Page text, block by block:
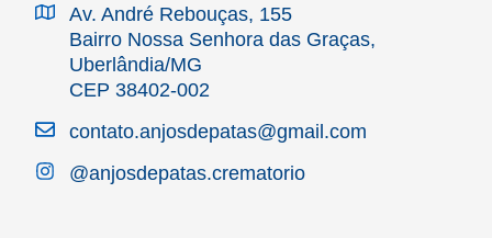
Av. André Rebouças, 155
Bairro Nossa Senhora das Graças,
Uberlândia/MG
CEP 38402-002
contato.anjosdepatas@gmail.com
@anjosdepatas.crematorio